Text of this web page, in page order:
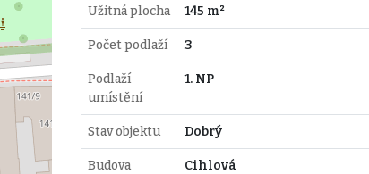
Užitná plocha 145 m²
Počet podlaží 3
Podlaží
umístění
1. NP
Stav objektu Dobrý
Budova Cihlová